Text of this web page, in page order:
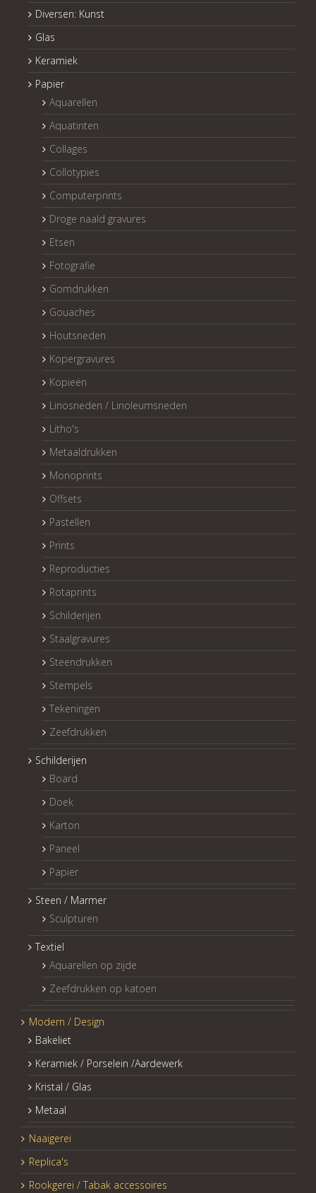
Diversen: Kunst
Glas
Keramiek
Papier
Aquarellen
Aquatinten
Collages
Collotypies
Computerprints
Droge naald gravures
Etsen
Fotografie
Gomdrukken
Gouaches
Houtsneden
Kopergravures
Kopieën
Linosneden / Linoleumsneden
Litho's
Metaaldrukken
Monoprints
Offsets
Pastellen
Prints
Reproducties
Rotaprints
Schilderijen
Staalgravures
Steendrukken
Stempels
Tekeningen
Zeefdrukken
Schilderijen
Board
Doek
Karton
Paneel
Papier
Steen / Marmer
Sculpturen
Textiel
Aquarellen op zijde
Zeefdrukken op katoen
Modern / Design
Bakeliet
Keramiek / Porselein /Aardewerk
Kristal / Glas
Metaal
Naaigerei
Replica's
Rookgerei / Tabak accessoires